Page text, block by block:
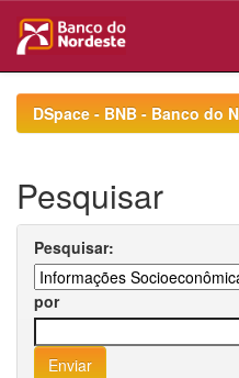
navigationDSpace - BNB - Banco do
Pesquisar
Pesquisar:
por